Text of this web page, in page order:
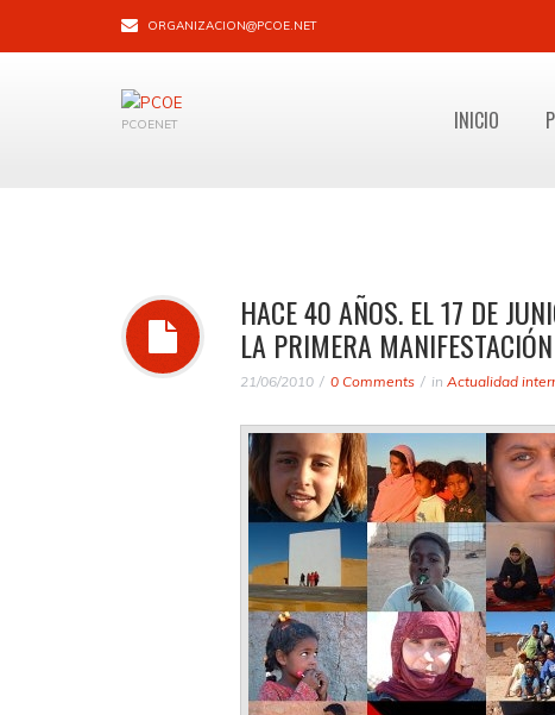
ORGANIZACION@PCOE.NET
PCOENET INICIO
HACE 40 AÑOS. EL 17 DE
LA PRIMERA
21/06/2010 0 Comments in Actualidad